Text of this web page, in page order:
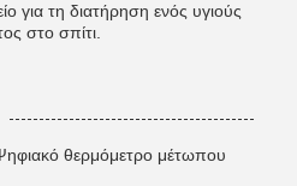
για τη διατήρηση ενός υγιούς
στο σπίτι.
θερμόμετρο μέτωπου